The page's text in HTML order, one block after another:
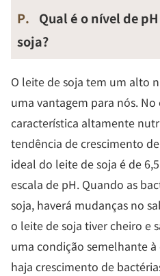
P.
Qual é o nível de
soja?
O leite de soja tem um alto
uma vantagem para nós.
característica altamente
tendência de crescimento
ideal do leite de soja é de
escala de pH. Quando as
soja, haverá mudanças no
o leite de soja tiver cheiro e
uma condição semelhante
haja crescimento de